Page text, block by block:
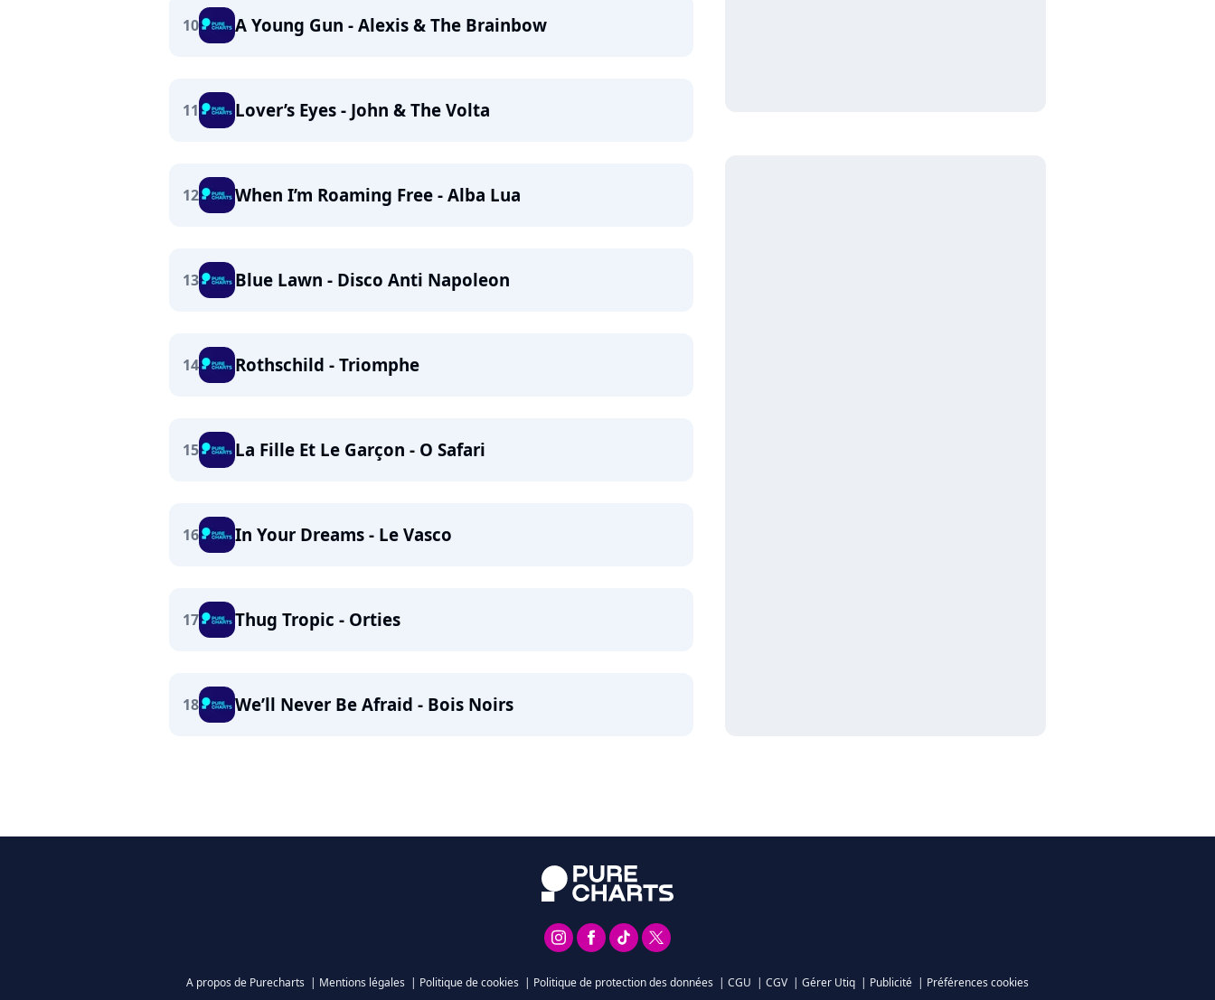
10 A Young Gun - Alexis & The Brainbow
11 Lover’s Eyes - John & The Volta
12 When I’m Roaming Free - Alba Lua
13 Blue Lawn - Disco Anti Napoleon
14 Rothschild - Triomphe
15 La Fille Et Le Garçon - O Safari
16 In Your Dreams - Le Vasco
17 Thug Tropic - Orties
18 We’ll Never Be Afraid - Bois Noirs
A propos de Purecharts | Mentions légales | Politique de cookies | Politique de protection des données | CGU | CGV | Gérer Utiq | Publicité | Préférences cookies